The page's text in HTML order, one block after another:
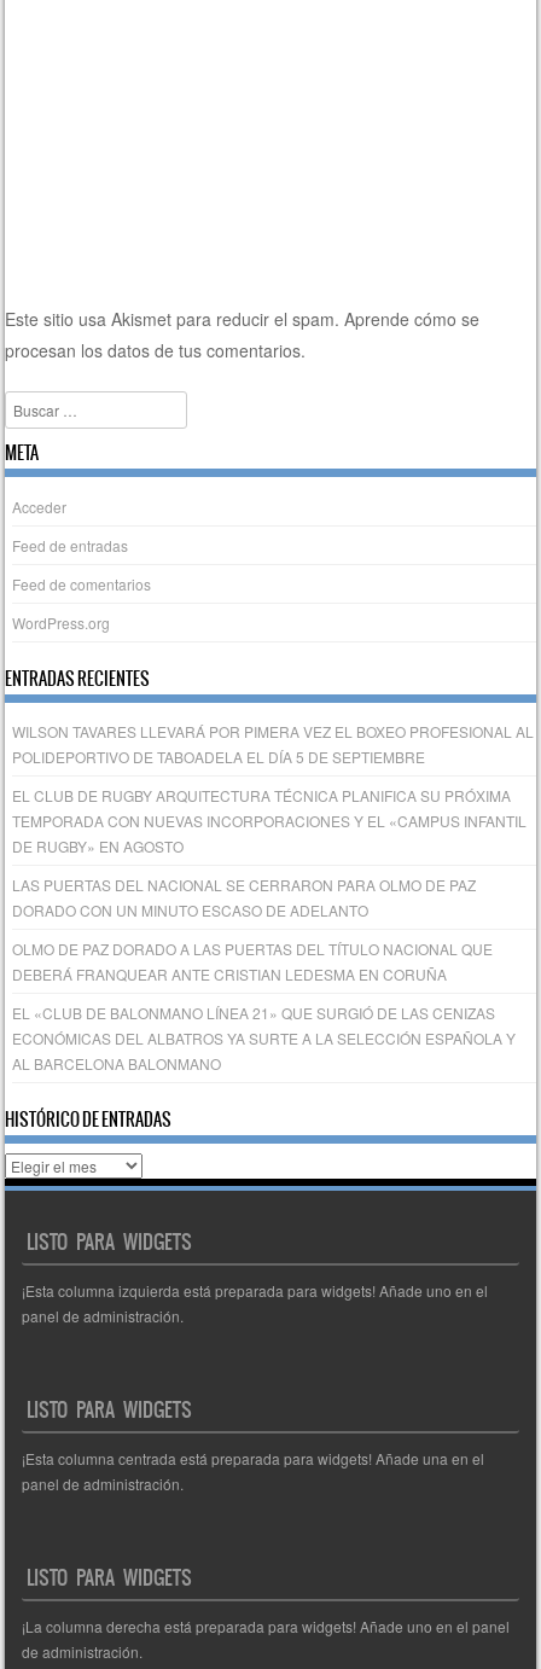
Este sitio usa Akismet para reducir el spam.Aprende cómo se
procesan los datos de tus comentarios.
Buscar
META
Acceder
Feed de entradas
Feed de comentarios
WordPress.org
ENTRADAS RECIENTES
WILSON TAVARES LLEVARÁ POR PIMERA VEZ EL BOXEO PROFESIONAL AL
POLIDEPORTIVO DE TABOADELA EL DÍA 5 DE SEPTIEMBRE
EL CLUB DE RUGBY ARQUITECTURA TÉCNICA PLANIFICA SU PRÓXIMA
TEMPORADA CON NUEVAS INCORPORACIONES Y EL «CAMPUS INFANTIL
DE RUGBY» EN AGOSTO
LAS PUERTAS DEL NACIONAL SE CERRARON PARA OLMO DE PAZ
DORADO CON UN MINUTO ESCASO DE ADELANTO
OLMO DE PAZ DORADO A LAS PUERTAS DEL TÍTULO NACIONAL QUE
DEBERÁ FRANQUEAR ANTE CRISTIAN LEDESMA EN CORUÑA
EL «CLUB DE BALONMANO LÍNEA 21» QUE SURGIÓ DE LAS CENIZAS
ECONÓMICAS DEL ALBATROS YA SURTE A LA SELECCIÓN ESPAÑOLA Y
AL BARCELONA BALONMANO
HISTÓRICO DE ENTRADAS
Histórico
de
LISTO PARA WIDGETS
¡Esta columna izquierda está preparada para widgets! Añade uno en el
panel de administración.
LISTO PARA WIDGETS
¡Esta columna centrada está preparada para widgets! Añade una en el
panel de administración.
LISTO PARA WIDGETS
¡La columna derecha está preparada para widgets! Añade uno en el panel
de administración.